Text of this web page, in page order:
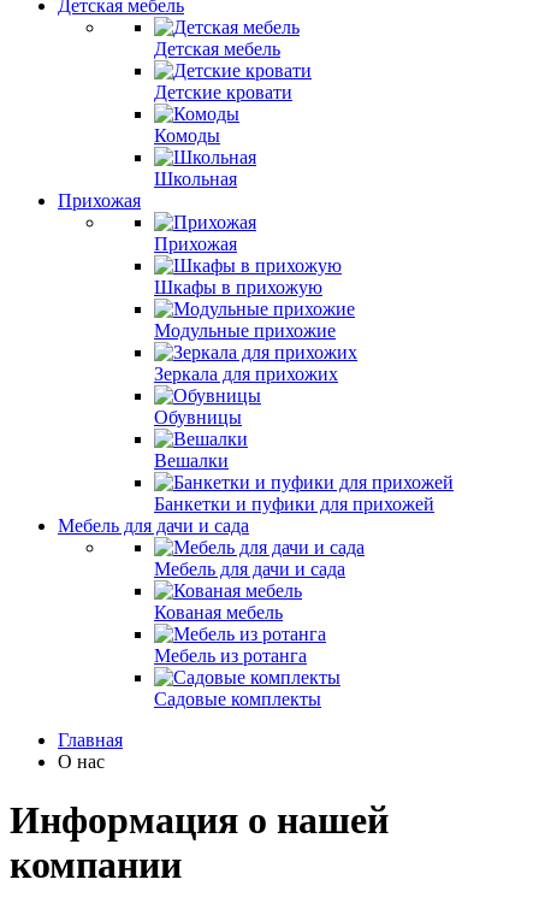
Детская мебель
Детская мебель
Детские кровати
Комоды
Школьная
Прихожая
Прихожая
Шкафы в прихожую
Модульные прихожие
Зеркала для прихожих
Обувницы
Вешалки
Банкетки и пуфики для прихожей
Мебель для дачи и сада
Мебель для дачи и сада
Кованая мебель
Мебель из ротанга
Садовые комплекты
Главная
О нас
Информация о нашей
компании